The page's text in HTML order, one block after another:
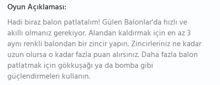
Oyun Açıklaması:
Hadi biraz balon patlatalım! Gülen Balonlar'da hızlı ve
akıllı olmanız gerekiyor. Alandan kaldırmak için en az 3
aynı renkli balondan bir zincir yapın. Zincirleriniz ne kadar
uzun olursa o kadar fazla puan alırsınız. Daha fazla balon
patlatmak için gökkuşağı ya da bomba gibi
güçlendirmeleri kullanın.